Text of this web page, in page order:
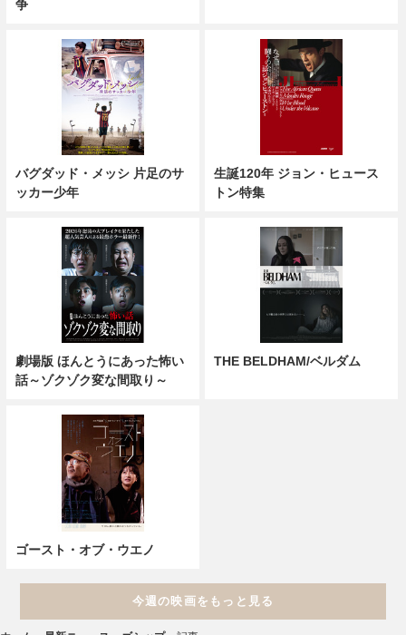
争
バグダッド・メッシ 片足のサ
ッカー少年
生誕120年 ジョン・ヒュース
トン特集
劇場版 ほんとうにあった怖い
話～ゾクゾク変な間取り～
THE BELDHAM/ベルダム
ゴースト・オブ・ウエノ
今週の映画をもっと見る